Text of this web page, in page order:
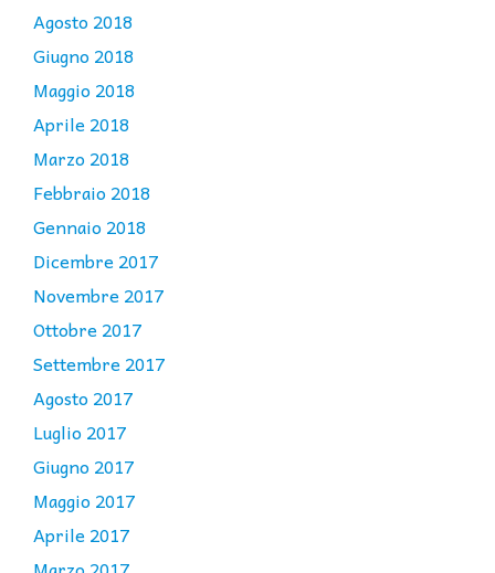
Agosto 2018
Giugno 2018
Maggio 2018
Aprile 2018
Marzo 2018
Febbraio 2018
Gennaio 2018
Dicembre 2017
Novembre 2017
Ottobre 2017
Settembre 2017
Agosto 2017
Luglio 2017
Giugno 2017
Maggio 2017
Aprile 2017